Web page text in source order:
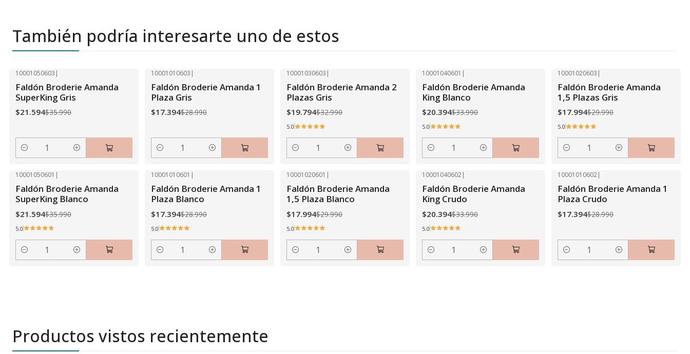
También podría interesarte uno de estos
10001050603 |
Faldón Broderie Amanda
SuperKing Gris
$21.594$35.990
Cantidad
10001010603 |
Faldón Broderie Amanda 1
Plaza Gris
$17.394$28.990
Cantidad
10001030603 |
Faldón Broderie Amanda 2
Plazas Gris
$19.794$32.990
5.0
Cantidad
10001040601 |
Faldón Broderie Amanda
King Blanco
$20.394$33.990
5.0
Cantidad
10001020603 |
Faldón Broderie Amanda
1,5 Plazas Gris
$17.994$29.990
5.0
Cantidad
10001050601 |
Faldón Broderie Amanda
SuperKing Blanco
$21.594$35.990
5.0
Cantidad
10001010601 |
Faldón Broderie Amanda 1
Plaza Blanco
$17.394$28.990
5.0
Cantidad
10001020601 |
Faldón Broderie Amanda
1,5 Plaza Blanco
$17.994$29.990
5.0
Cantidad
10001040602|
Faldón Broderie Amanda
King Crudo
$20.394$33.990
5.0
Cantidad
10001010602|
Faldón Broderie Amanda 1
Plaza Crudo
$17.394$28.990
Cantidad
Productos vistos recientemente